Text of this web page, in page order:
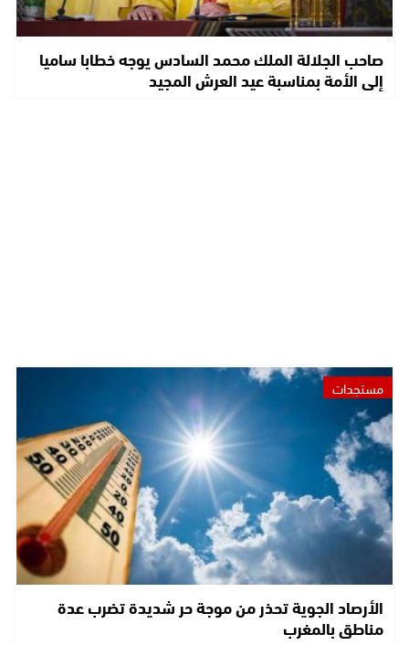
صاحب الجلالة الملك محمد السادس يوجه خطابا ساميا
إلى الأمة بمناسبة عيد العرش المجيد
مستجدات
الأرصاد الجوية تحذر من موجة حر شديدة تضرب عدة
مناطق بالمغرب